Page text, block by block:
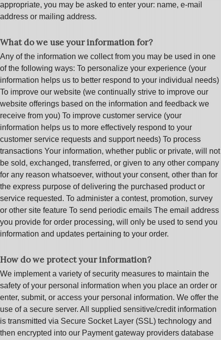
appropriate, you may be asked to enter your: name, e-mail
address or mailing address.
What do we use your information for?
Any of the information we collect from you may be used in one
of the following ways: To personalize your experience (your
information helps us to better respond to your individual needs)
To improve our website (we continually strive to improve our
website offerings based on the information and feedback we
receive from you) To improve customer service (your
information helps us to more effectively respond to your
customer service requests and support needs) To process
transactions Your information, whether public or private, will not
be sold, exchanged, transferred, or given to any other company
for any reason whatsoever, without your consent, other than for
the express purpose of delivering the purchased product or
service requested. To administer a contest, promotion, survey
or other site feature To send periodic emails The email address
you provide for order processing, will only be used to send you
information and updates pertaining to your order.
How do we protect your information?
We implement a variety of security measures to maintain the
safety of your personal information when you place an order or
enter, submit, or access your personal information. We offer the
use of a secure server. All supplied sensitive/credit information
is transmitted via Secure Socket Layer (SSL) technology and
then encrypted into our Payment gateway providers database